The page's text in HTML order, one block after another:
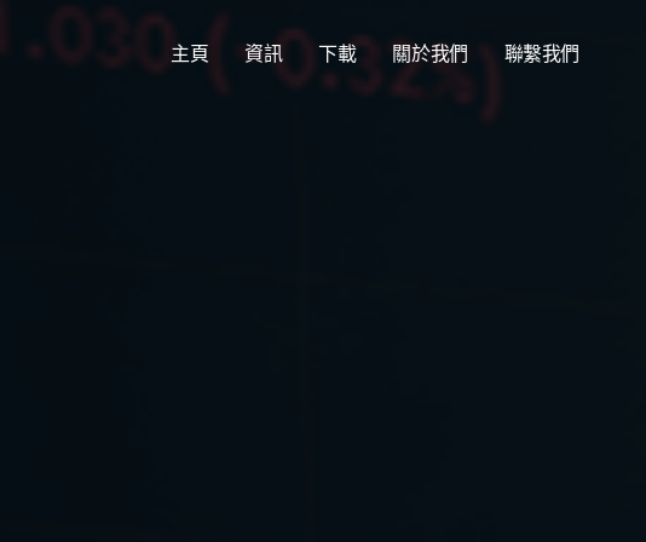
主頁 資訊 下載 關於我們 聯繫我們